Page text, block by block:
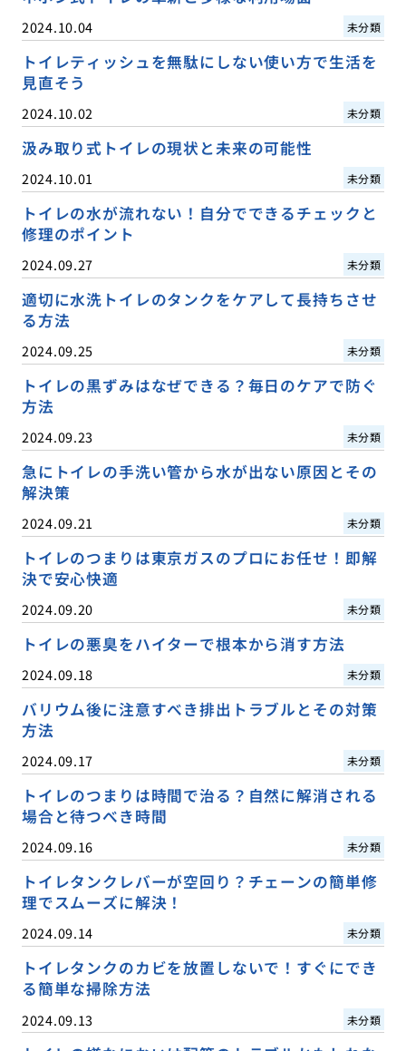
2024.10.04 未分類
トイレティッシュを無駄にしない使い方で生活を
見直そう
2024.10.02 未分類
汲み取り式トイレの現状と未来の可能性
2024.10.01 未分類
トイレの水が流れない！自分でできるチェックと
修理のポイント
2024.09.27 未分類
適切に水洗トイレのタンクをケアして長持ちさせ
る方法
2024.09.25 未分類
トイレの黒ずみはなぜできる？毎日のケアで防ぐ
方法
2024.09.23 未分類
急にトイレの手洗い管から水が出ない原因とその
解決策
2024.09.21 未分類
トイレのつまりは東京ガスのプロにお任せ！即解
決で安心快適
2024.09.20 未分類
トイレの悪臭をハイターで根本から消す方法
2024.09.18 未分類
バリウム後に注意すべき排出トラブルとその対策
方法
2024.09.17 未分類
トイレのつまりは時間で治る？自然に解消される
場合と待つべき時間
2024.09.16 未分類
トイレタンクレバーが空回り？チェーンの簡単修
理でスムーズに解決！
2024.09.14 未分類
トイレタンクのカビを放置しないで！すぐにでき
る簡単な掃除方法
2024.09.13 未分類